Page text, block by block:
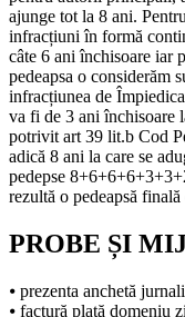
ajunge tot la 8 ani.
infracțiuni în formă
câte 6 ani închisoare iar
pedeapsa o considerăm
infracțiunea de
va fi de 3 ani închisoare
potrivit art 39 lit.b Cod
adică 8 ani la care se
pedepse
rezultă o pedeapsă
PROBE ȘI
⦁ prezenta anchetă
⦁ factură plată domeniu